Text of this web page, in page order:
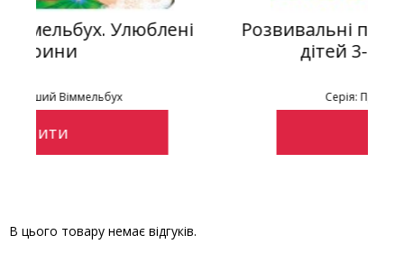
Розвивальні прописи + завдання
дітей 3-4 років. Зайченя
В цього товару немає відгуків.